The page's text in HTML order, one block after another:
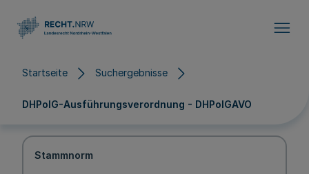
Startseite Suchergebnisse
DHPolG-Ausführungsverordnung - DHPolGAVO
Stammnorm